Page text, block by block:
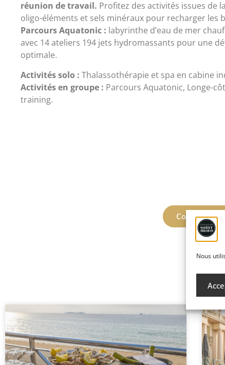
Nous
réunion de travail. Profitez des activités issues de
oligo-éléments et sels minéraux pour recharger les
Parcours Aquatonic : labyrinthe d’eau de mer
avec 14 ateliers 194 jets hydromassants pour une
optimale.
Activités solo : Thalassothérapie et spa en cabine
Activités en groupe : Parcours Aquatonic, Longe-
training.
Contact,